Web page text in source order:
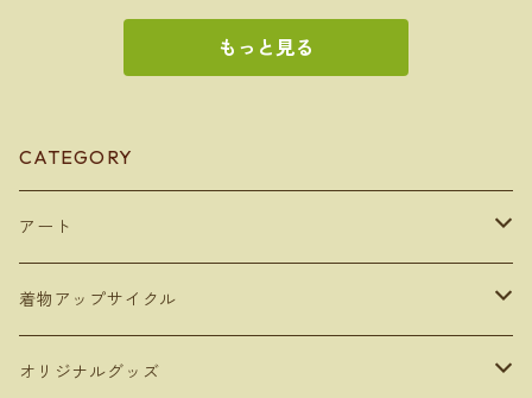
もっと見る
CATEGORY
アート
デジタルコンテンツ
デジタルアート
額装アート
着物アップサイクル
雑貨
オリジナルグッズ